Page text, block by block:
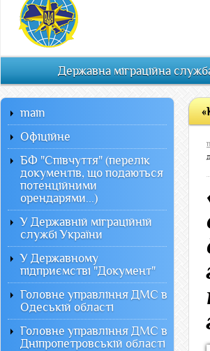
Державна міграційна
main
Офiцiйне
БФ "Співчуття" (перелік
документів, що подаються
потенційними
орендарями...)
У Державній міграційній
службі України
У Державному
підприємстві "Документ"
Головне управління ДМС в
Одеській області
Головне управління ДМС в
Дніпропетровській області